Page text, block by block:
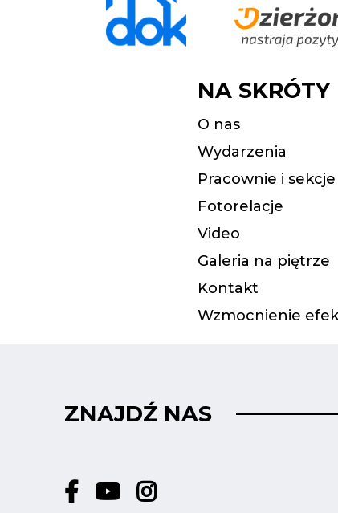
NA SKRÓTY
O nas
Wydarzenia
Pracownie i sekcje
Fotorelacje
Video
Galeria na piętrze
Kontakt
Wzmocnienie
ZNAJDŹ NAS